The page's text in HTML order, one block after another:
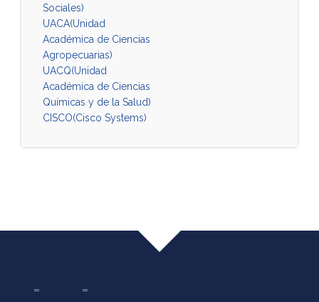
Sociales)
UACA(Unidad
Académica de Ciencias
Agropecuarias)
UACQ(Unidad
Académica de Ciencias
Químicas y de la Salud)
CISCO(Cisco Systems)